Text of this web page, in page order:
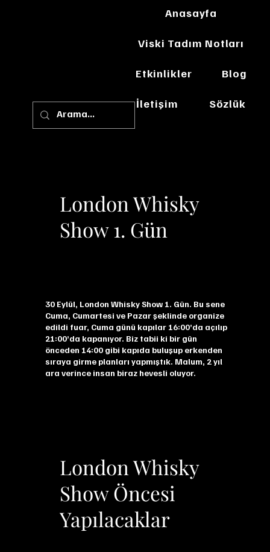
Anasayfa
Viski Tadım Notları
Etkinlikler Blog
İletişim Sözlük
London Whisky
Show 1. Gün
30 Eylül, London Whisky Show 1. Gün. Bu sene
Cuma, Cumartesi ve Pazar şeklinde organize
edildi fuar, Cuma günü kapılar 16:00’da açılıp
21:00’da kapanıyor. Biz tabii ki bir gün
önceden 14:00 gibi kapıda buluşup erkenden
sıraya girme planları yapmıştık. Malum, 2 yıl
ara verince insan biraz hevesli oluyor.
London Whisky
Show Öncesi
Yapılacaklar